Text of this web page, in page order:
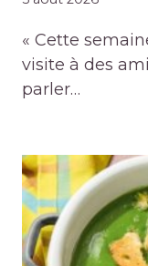
« Cette
visite à des
parler…